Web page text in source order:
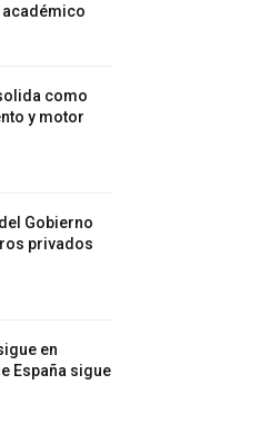
como
y motor
Gobierno
privados
en
España sigue